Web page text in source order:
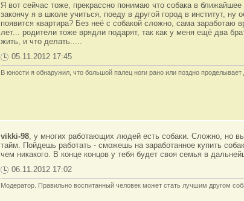
Я вот сейчас тоже, прекрассно понимаю что собака в
закончу я в школе учиться, поеду в другой город в институт,
появится квартира? Без неё с собакой сложно, сама
лет... родители тоже врядли подарят, так как у меня ещё два
жить, и что делать.....
05.11.2012 17:45
В юности я обнаружил, что большой палец ноги рано или поздно
vikki-98, у многих работающих людей есть собаки. Сложно, но
тайм. Пойдешь работать - сможешь на заработанное купить
чем никакого. В конце концов у тебя будет своя семья в
06.11.2012 17:02
Модератор. Правильно воспитанный человек может стать лучшим другом